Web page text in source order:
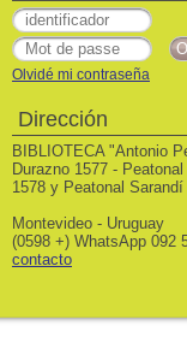
Olvidé mi contraseña
Dirección
BIBLIOTECA "Antonio
Durazno 1577 -
1578 y Peatonal Sarandí
Montevideo - Uruguay
(0598 +) WhatsApp 092
contacto